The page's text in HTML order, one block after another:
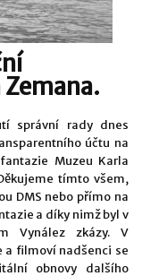
správní rady dnes
účtu na
Muzeu Karla
tímto všem,
DMS nebo přímo na
a díky nimž byl v
Vynález zkázy. V
a filmoví nadšenci se
obnovy dalšího